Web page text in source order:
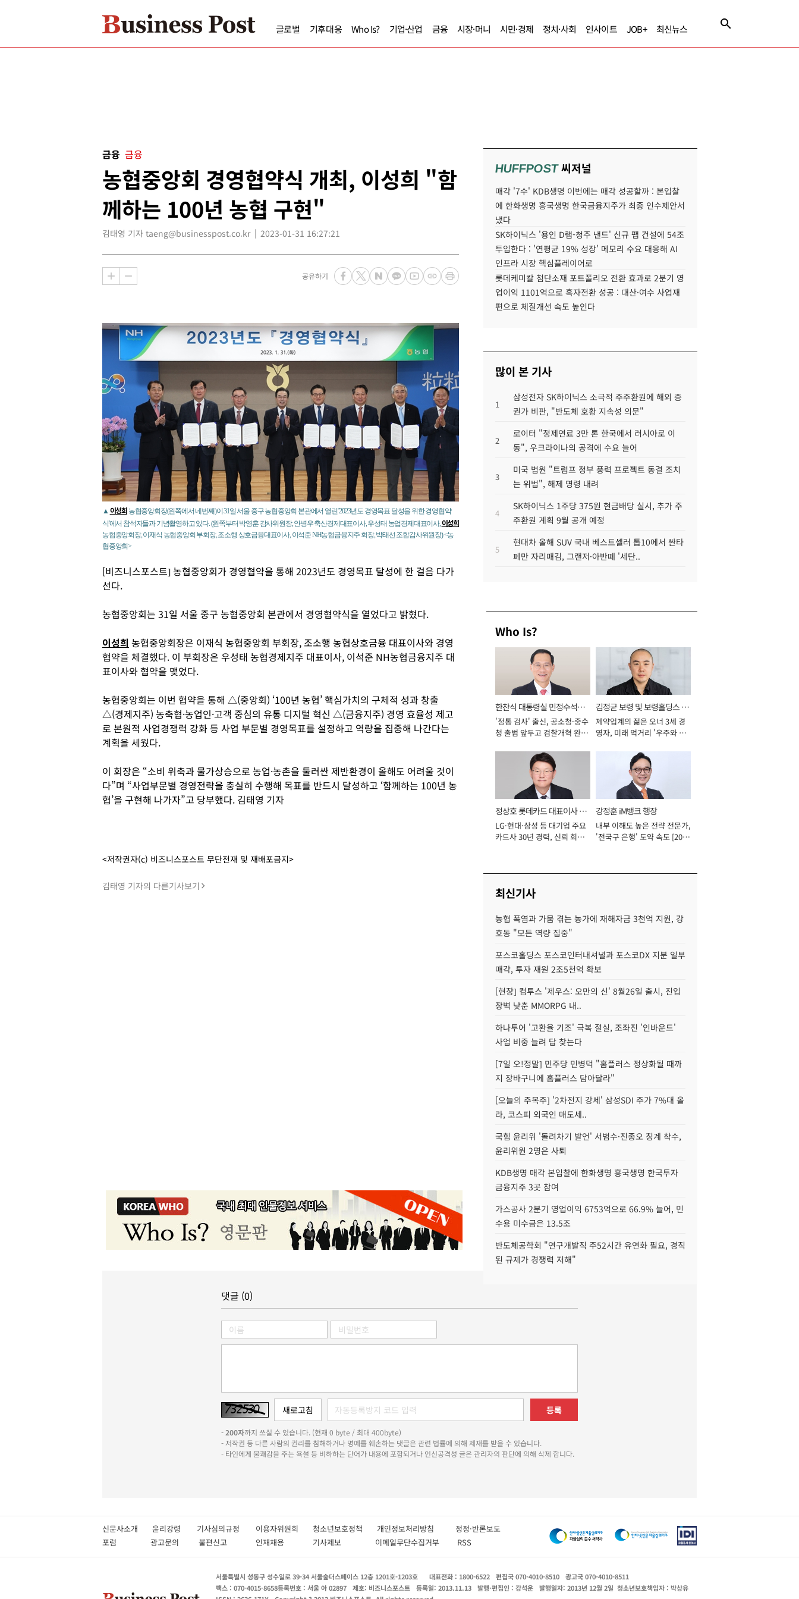
글로벌 기후대응 Who Is? 기업·산업 금융 시장·머니 시민·경제 정치·사회 인사이트 JOB+ 최신뉴스
금융 금융
농협중앙회 경영협약식 개최, 이성희 "함
께하는 100년 농협 구현"
김태영 기자 taeng@businesspost.co.kr 2023-01-31 16:27:21
공유하기
▲ 이성희 농협중앙회장(왼쪽에서 네번째)이 31일 서울 중구 농협중앙회 본관에서 열린 '2023년도 경영목표 달성을 위한 경영협약
식'에서 참석자들과 기념촬영하고 있다. (왼쪽부터 박영훈 감사위원장, 안병우 축산경제대표이사, 우성태 농업경제대표이사,이성희
농협중앙회장, 이재식 농협중앙회 부회장, 조소행 상호금융대표이사, 이석준 NH농협금융지주 회장, 박태선 조합감사위원장) <농
협중앙회>
[비즈니스포스트] 농협중앙회가 경영협약을 통해 2023년도 경영목표 달성에 한 걸음 다가
선다.
농협중앙회는 31일 서울 중구 농협중앙회 본관에서 경영협약식을 열었다고 밝혔다.
이성희 농협중앙회장은 이재식 농협중앙회 부회장, 조소행 농협상호금융 대표이사와 경영
협약을 체결했다. 이 부회장은 우성태 농협경제지주 대표이사, 이석준 NH농협금융지주 대
표이사와 협약을 맺었다.
농협중앙회는 이번 협약을 통해 △(중앙회) ‘100년 농협’ 핵심가치의 구체적 성과 창출
△(경제지주) 농축협·농업인·고객 중심의 유통 디지털 혁신 △(금융지주) 경영 효율성 제고
로 본원적 사업경쟁력 강화 등 사업 부문별 경영목표를 설정하고 역량을 집중해 나간다는
계획을 세웠다.
이 회장은 “소비 위축과 물가상승으로 농업·농촌을 둘러싼 제반환경이 올해도 어려울 것이
다”며 “사업부문별 경영전략을 충실히 수행해 목표를 반드시 달성하고 ‘함께하는 100년 농
협’을 구현해 나가자”고 당부했다. 김태영 기자
<저작권자(c) 비즈니스포스트 무단전재 및 재배포금지>
김태영 기자의 다른기사보기
HUFFPOST씨저널
매각 '7수' KDB생명 이번에는 매각 성공할까 : 본입찰
에 한화생명 흥국생명 한국금융지주가 최종 인수제안서
냈다
SK하이닉스 '용인 D램-청주 낸드' 신규 팹 건설에 54조
투입한다 : '연평균 19% 성장' 메모리 수요 대응해 AI
인프라 시장 핵심플레이어로
롯데케미칼 첨단소재 포트폴리오 전환 효과로 2분기 영
업이익 1101억으로 흑자전환 성공 : 대산·여수 사업재
편으로 체질개선 속도 높인다
많이 본 기사
1
삼성전자 SK하이닉스 소극적 주주환원에 해외 증
권가 비판, "반도체 호황 지속성 의문"
2
로이터 "정제연료 3만 톤 한국에서 러시아로 이
동", 우크라이나의 공격에 수요 늘어
3
미국 법원 "트럼프 정부 풍력 프로젝트 동결 조치
는 위법", 해제 명령 내려
4
SK하이닉스 1주당 375원 현금배당 실시, 추가 주
주환원 계획 9월 공개 예정
5
현대차 올해 SUV 국내 베스트셀러 톱10에서 싼타
페만 자리매김, 그랜저·아반떼 '세단..
Who Is?
한찬식 대통령실 민정수석비
서관
'정통 검사' 출신, 공소청·중수
청 출범 앞두고 검찰개혁 완수
김정균 보령 및 보령홀딩스 대
표이사 사장
제약업계의 젊은 오너 3세 경
영자, 미래 먹거리 '우주와 헬
정상호 롯데카드 대표이사 사
장
LG·현대·삼성 등 대기업 주요
카드사 30년 경력, 신뢰 회복
강정훈 iM뱅크 행장
내부 이해도 높은 전략 전문가,
'전국구 은행' 도약 속도 [2026
최신기사
농협 폭염과 가뭄 겪는 농가에 재해자금 3천억 지원, 강
호동 "모든 역량 집중"
포스코홀딩스 포스코인터내셔널과 포스코DX 지분 일부
매각, 투자 재원 2조5천억 확보
[현장] 컴투스 '제우스: 오만의 신' 8월26일 출시, 진입
장벽 낮춘 MMORPG 내..
하나투어 '고환율 기조' 극복 절실, 조좌진 '인바운드'
사업 비중 늘려 답 찾는다
[7일 오!정말] 민주당 민병덕 "홈플러스 정상화될 때까
지 장바구니에 홈플러스 담아달라"
[오늘의 주목주] '2차전지 강세' 삼성SDI 주가 7%대 올
라, 코스피 외국인 매도세..
국힘 윤리위 '돌려차기 발언' 서범수·진종오 징계 착수,
윤리위원 2명은 사퇴
KDB생명 매각 본입찰에 한화생명 흥국생명 한국투자
금융지주 3곳 참여
가스공사 2분기 영업이익 6753억으로 66.9% 늘어, 민
수용 미수금은 13.5조
반도체공학회 "연구개발직 주52시간 유연화 필요, 경직
된 규제가 경쟁력 저해"
댓글 (0)
등록
-200자까지 쓰실 수 있습니다. (현재 0 byte / 최대 400byte)
- 저작권 등 다른 사람의 권리를 침해하거나 명예를 훼손하는 댓글은 관련 법률에 의해 제재를 받을 수 있습니다.
- 타인에게 불쾌감을 주는 욕설 등 비하하는 단어가 내용에 포함되거나 인신공격성 글은 관리자의 판단에 의해 삭제 합니다.
신문사소개 윤리강령 기사심의규정 이용자위원회 청소년보호정책 개인정보처리방침 정정·반론보도
포럼
광고문의 불편신고 인재채용 기사제보 이메일무단수집거부 RSS
서울특별시 성동구 성수일로 39-34 서울숲더스페이스 12층 1201호-1203호 대표전화 : 1800-6522 편집국 070-4010-8510
광고국 070-4010-8511
팩스 : 070-4015-8658등록번호 : 서울 아 02897 제호: 비즈니스포스트 등록일: 2013.11.13 발행·편집인 : 강석운 발행일자: 2013년 12월 2일 청소년보호책임자 : 박상유